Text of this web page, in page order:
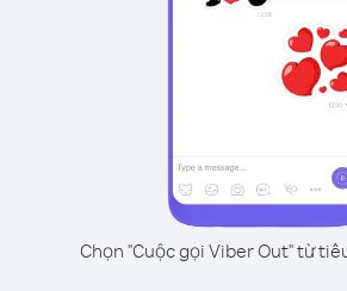
Chọn "Cuộc gọi Viber Out" từ